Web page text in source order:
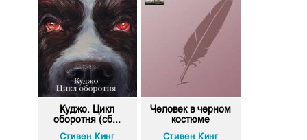
Куджо. Цикл
оборотня (сб...
Стивен Кинг
Человек в черном
костюме
Стивен Кинг